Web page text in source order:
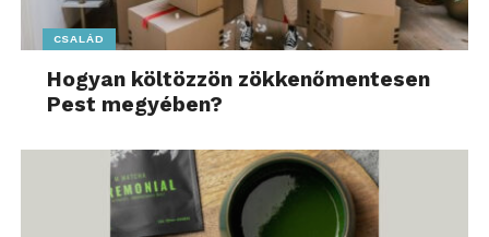
CSALÁD
Hogyan költözzön zökkenőmentesen
Pest megyében?